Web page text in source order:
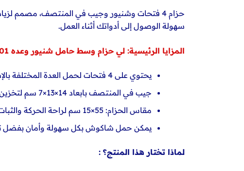
حزام 4 فتحات وشنيور وجيب في المنتصف، مصمم
سهولة الوصول إلى أدواتك أثناء العمل.
المزايا الرئيسية: لي حزام وسط حامل شنيور وعده k401 من
يحتوي على 4 فتحات لحمل العدة المختلفة بالإضافة إلى حزام مخصص للشنيور.
جيب في المنتصف بابعاد 14×13×7 سم لتخزين الأدوات الصغيرة بشكل آمن.
مقاس الحزام: 55×15 سم لراحة الحركة والثبات أثناء الاستخدام.
يمكن حمل شاكوش بكل سهولة وأمان بفضل
لماذا تختار هذا المنتج؟ :